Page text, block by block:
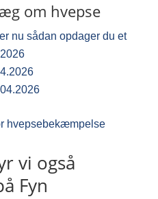
om hvepse
nu sådan opdager du et
hvepsebekæmpelse
vi også
Fyn